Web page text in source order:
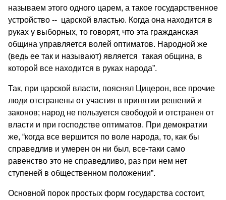
называем этого одного царем, а такое государственное
устройство -- царской властью. Когда она находится в
руках у выборных, то говорят, что эта гражданская
община управляется волей оптиматов. Народной же
(ведь ее так и называют) является такая община, в
которой все находится в руках народа”.
Так, при царской власти, пояснял Цицерон, все прочие
люди отстранены от участия в принятии решений и
законов; народ не пользуется свободой и отстранен от
власти и при господстве оптиматов. При демократии
же, “когда все вершится по воле народа, то, как бы
справедлив и умерен он ни был, все-таки само
равенство это не справедливо, раз при нем нет
ступеней в общественном положении”.
Основной порок простых форм государства состоит,